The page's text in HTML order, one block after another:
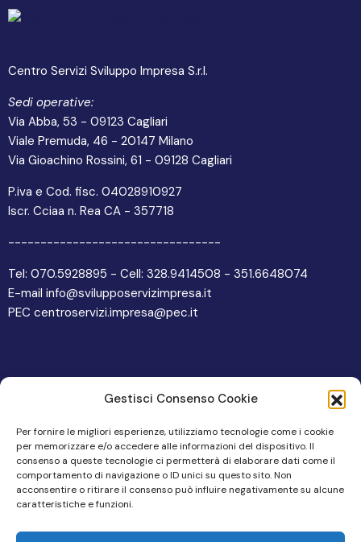
Gestisci Consenso Cookie
Per fornire le migliori esperienze, utilizziamo tecnologie come i cookie
per memorizzare e/o accedere alle informazioni del dispositivo. Il
consenso a queste tecnologie ci permetterà di elaborare dati come il
comportamento di navigazione o ID unici su questo sito. Non
acconsentire o ritirare il consenso può influire negativamente su alcune
caratteristiche e funzioni.
Centro Servizi Sviluppo Impresa S.r.l.
Sedi operative:
Via Abba, 53 - 09123 Cagliari
Viale Premuda, 46 - 20147 Milano
Via Gioachino Rossini, 61 - 09128 Cagliari
P.iva e Cod. fisc. 04028910927
Iscr. Cciaa n. Rea CA - 357718
---------------------------------
Tel: 070.5928895 - Cell: 328.9414508 - 351.6648074
E-mail info@svilupposervizimpresa.it
PEC centroservizi.impresa@pec.it
Altre pagine
Area Riservata
Cookie Policy